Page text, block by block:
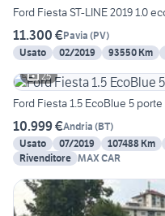
Ford Fiesta ST-LINE 2019 1.0
11.300 €Pavia (PV)
Usato
02/2019 93550 Km
25
Ford Fiesta 1.5 EcoBlue 5 porte
10.999 €Andria (BT)
Usato
07/2019 107488 Km
Rivenditore MAX CAR